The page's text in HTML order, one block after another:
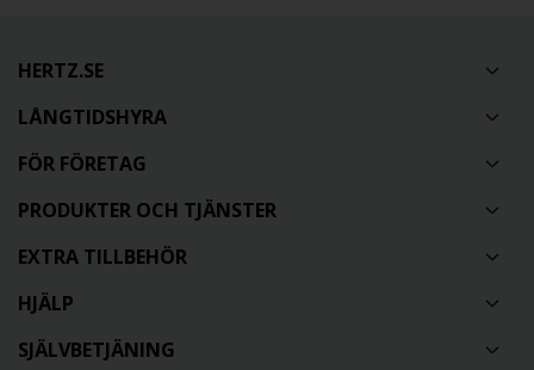
HERTZ.SE
LÅNGTIDSHYRA
FÖR FÖRETAG
PRODUKTER OCH TJÄNSTER
EXTRA TILLBEHÖR
HJÄLP
SJÄLVBETJÄNING